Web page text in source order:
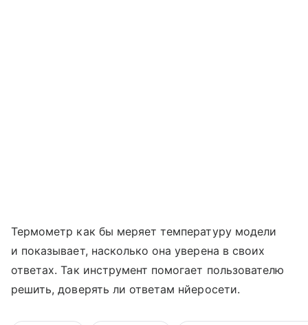
Термометр как бы меряет температуру модели
и показывает, насколько она уверена в своих
ответах. Так инструмент помогает пользователю
решить, доверять ли ответам нйеросети.